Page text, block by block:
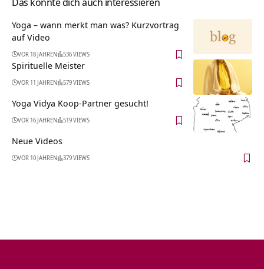
Yoga – wann merkt man was? Kurzvortrag
auf Video
VOR 18 JAHREN 536 VIEWS
Spirituelle Meister
VOR 11 JAHREN 579 VIEWS
Yoga Vidya Koop-Partner gesucht!
VOR 16 JAHREN 519 VIEWS
Neue Videos
VOR 10 JAHREN 379 VIEWS